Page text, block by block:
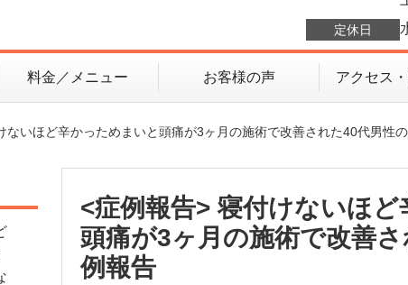
定休日
料金／メニュー お客様の声 アクセス
いほど辛かっためまいと頭痛が3ヶ月の施術で改善された40代男性
<症例報告> 寝付けないほ
頭痛が3ヶ月の施術で改善
例報告